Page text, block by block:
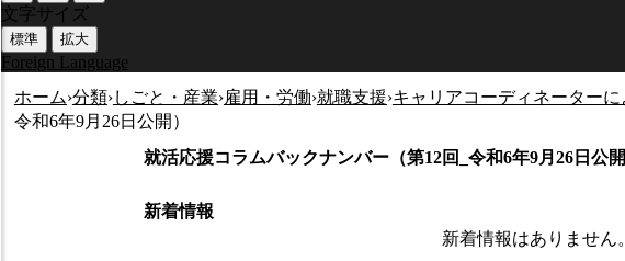
文字サイズ
標準 拡大
Foreign Language
ホーム›分類›しごと・産業›雇用・労働›就職支援›キャリアコーディネーター
令和6年9月26日公開）
就活応援コラムバックナンバー（第12回_令和6年9月26日公開
新着情報
新着情報はありません。